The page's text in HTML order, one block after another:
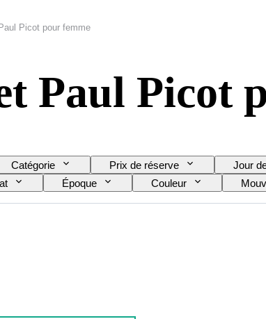
Picot pour femme
Paul Picot
Catégorie Prix de réserve Jour
Époque Couleur
Modèle